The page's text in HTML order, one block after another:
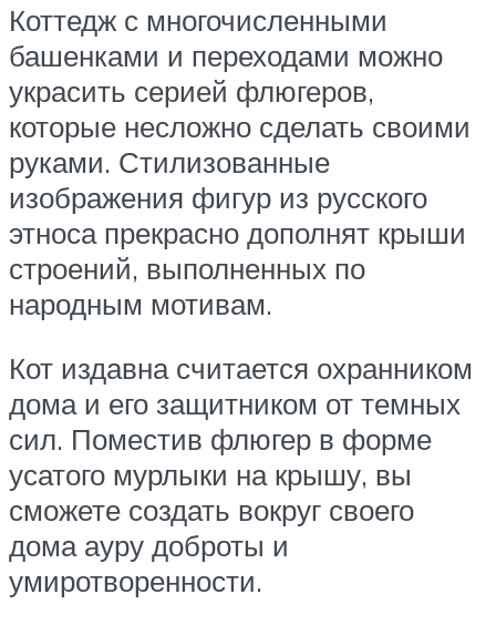
Коттедж с многочисленными
башенками и переходами можно
украсить серией флюгеров,
которые несложно сделать своими
руками. Стилизованные
изображения фигур из русского
этноса прекрасно дополнят крыши
строений, выполненных по
народным мотивам.
Кот издавна считается охранником
дома и его защитником от темных
сил. Поместив флюгер в форме
усатого мурлыки на крышу, вы
сможете создать вокруг своего
дома ауру доброты и
умиротворенности.